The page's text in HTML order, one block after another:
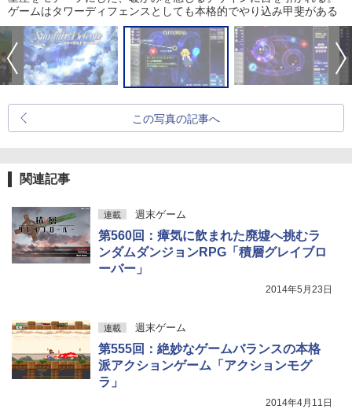
ゲームはタワーディフェンスとしても本格的でやり込み甲斐がある
この写真の記事へ
関連記事
連載 週末ゲーム
第560回：瘴気に飲まれた廃墟へ挑むラ
ンダムダンジョンRPG「積層グレイブロ
ーバー」
2014年5月23日
連載 週末ゲーム
第555回：絶妙なゲームバランスの本格
派アクションゲーム「アクションモグ
ラ」
2014年4月11日